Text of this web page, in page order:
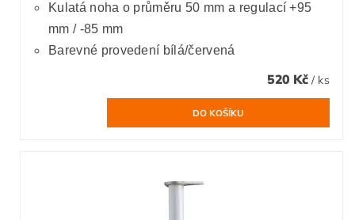
Kulatá noha o průměru 50 mm a regulací +95
mm / -85 mm
Barevné provedení bílá/červená
520 Kč / ks